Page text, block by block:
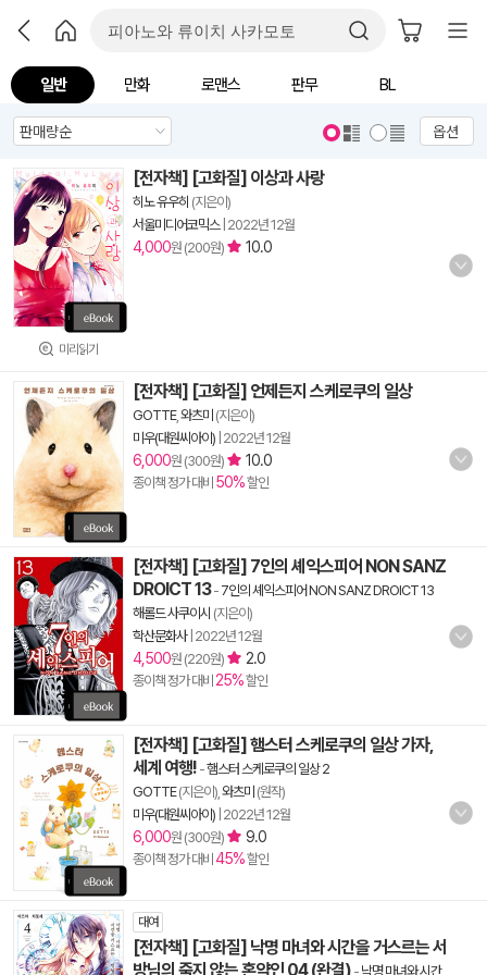
일반 만화 로맨스 판무 BL
옵션
미리읽기
[전자책] [고화질] 이상과 사랑
히노 유우히 (지은이)
서울미디어코믹스| 2022년 12월
4,000원 (200원) 10.0
[전자책] [고화질] 언제든지 스케로쿠의 일상
GOTTE, 와츠미 (지은이)
미우(대원씨아이) 2022년 12월
6,000원 (300원) 10.0
종이책 정가 대비 50%할인
[전자책] [고화질] 7인의 셰익스피어 NON SANZ
DROICT 13- 7인의 셰익스피어 NON SANZ DROICT 13
해롤드 사쿠이시 (지은이)
학산문화사| 2022년 12월
4,500원 (220원) 2.0
종이책 정가 대비 25%할인
[전자책] [고화질] 햄스터 스케로쿠의 일상 가자,
세계 여행! -햄스터 스케로쿠의 일상 2
GOTTE(지은이), 와츠미 (원작)
미우(대원씨아이) 2022년 12월
6,000원 (300원) 9.0
종이책 정가 대비 45%할인
대여
[전자책] [고화질] 낙명 마녀와 시간을 거스르는 서
방님의 죽지 않는 혼약인 04 (완결) - 낙명 마녀와 시간